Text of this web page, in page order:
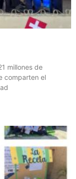
millones de
comparten el